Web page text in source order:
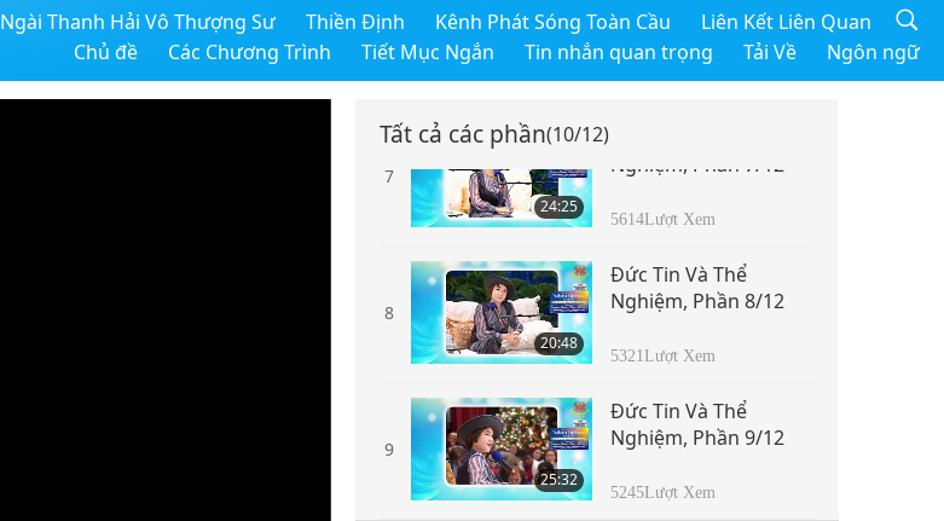
Ngài Thanh Hải Vô Thượng Sư Thiền Định Kênh Phát Sóng Toàn Cầu
Liên Kết Liên Quan
Chủ đề
Các Chương Trình Tiết Mục Ngắn Tin nhắn quan trọng Tải Về Ngôn ngữ
Tất cả các phần(10/12)
6
Nghiệm, Phần 6/12
5459Lượt Xem
7
24:25
Nghiệm, Phần 7/12
5614Lượt Xem
8
20:48
Đức Tin Và Thể
Nghiệm, Phần 8/12
5321Lượt Xem
9
25:32
Đức Tin Và Thể
Nghiệm, Phần 9/12
5245Lượt Xem